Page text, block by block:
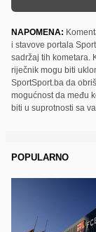
NAPOMENA:
i stavove portala
sadržaj tih kometara.
riječnik mogu biti
SportSport.ba da
mogućnost da među
biti u suprotnosti sa
POPULARNO